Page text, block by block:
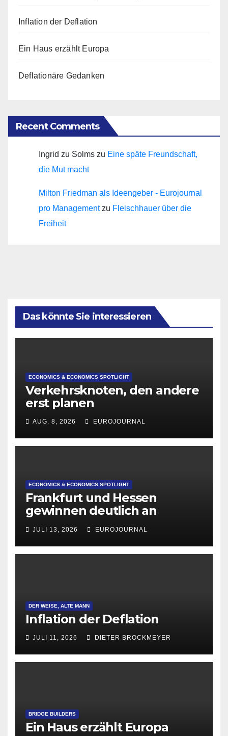
Inflation der Deflation
Ein Haus erzählt Europa
Deflationäre Gedanken
Recent Comments
Ingrid zu Solms zu Eine späte Freundschaft,
die Mut macht
Milton Friedman als Ideengeber - Eurojournal
pro Managementzu Fleischhauer über die
Freiheit
Das könnte Sie interessieren
ECONOMICS & ECONOMICS SPOTLIGHT
Verkehrsknoten, den andere
erst planen
AUG. 8, 2026 EUROJOURNAL
ECONOMICS & ECONOMICS SPOTLIGHT
Frankfurt und Hessen
gewinnen deutlich an
Attraktivität für Startup-
Gründungen
JULI 13, 2026 EUROJOURNAL
DER WEISE, ALTE MANN
Inflation der Deflation
JULI 11, 2026 DIETER BROCKMEYER
BRIDGE BUILDERS
Ein Haus erzählt Europa